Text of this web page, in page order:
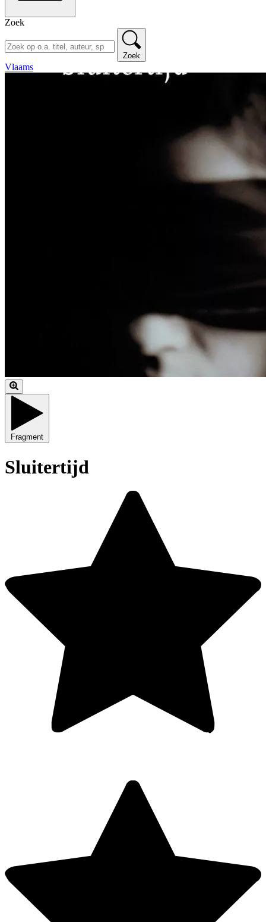
Zoek
Zoek
Vlaams
Fragment
Sluitertijd